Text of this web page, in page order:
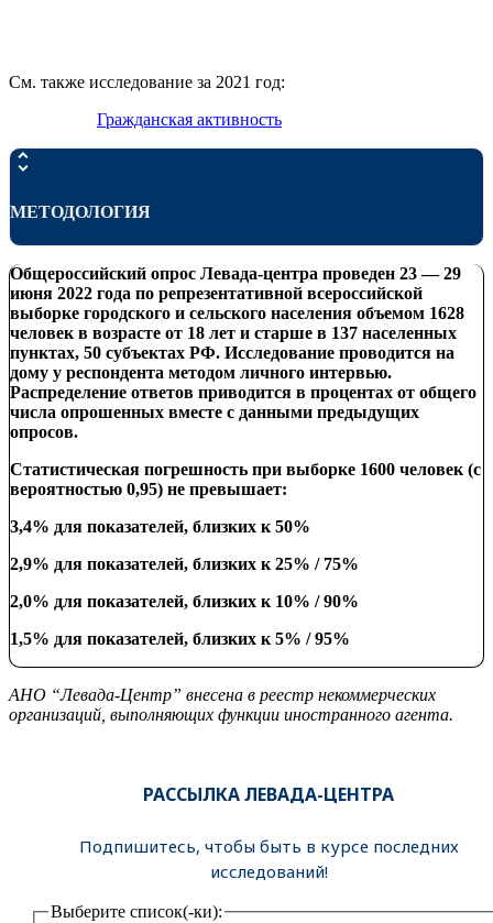
См. также исследование за 2021 год:
Гражданская активность
МЕТОДОЛОГИЯ
Общероссийский опрос Левада-центра проведен 23 — 29
июня 2022 года по репрезентативной всероссийской
выборке городского и сельского населения объемом 1628
человек в возрасте от 18 лет и старше в 137 населенных
пунктах, 50 субъектах РФ. Исследование проводится на
дому у респондента методом личного интервью.
Распределение ответов приводится в процентах от общего
числа опрошенных вместе с данными предыдущих
опросов.
Статистическая погрешность при выборке 1600 человек (с
вероятностью 0,95) не превышает:
3,4% для показателей, близких к 50%
2,9% для показателей, близких к 25% / 75%
2,0% для показателей, близких к 10% / 90%
1,5% для показателей, близких к 5% / 95%
АНО “Левада-Центр” внесена в реестр некоммерческих
организаций, выполняющих функции иностранного агента.
РАССЫЛКА ЛЕВАДА-ЦЕНТРА
Подпишитесь, чтобы быть в курсе последних
исследований!
Выберите список(-ки):